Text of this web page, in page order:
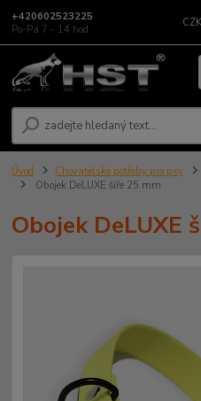
+420602523225
Po-Pá 7 - 14 hod.
Úvod Chovatelské potřeby pro psy
Obojek DeLUXE šíře 25 mm
Obojek DeLUXE